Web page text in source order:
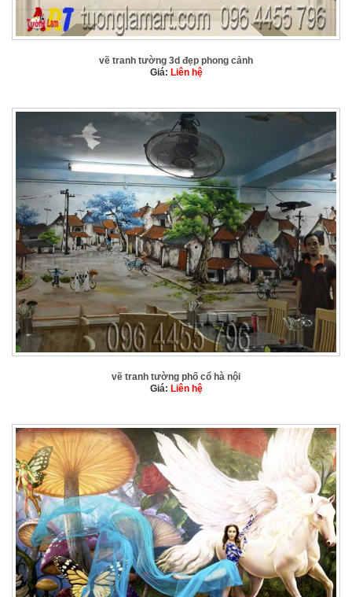
vẽ tranh tường 3d đẹp phong cảnh
Giá: Liên hệ
vẽ tranh tường phố cổ hà nội
Giá: Liên hệ